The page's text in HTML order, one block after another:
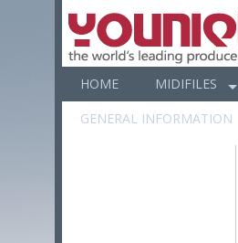
HOME MIDIFILES
GENERAL INFORMATION